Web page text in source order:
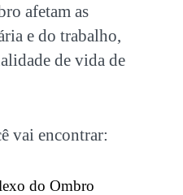
afetam as
e do trabalho,
de vida de
vai encontrar:
do Ombro